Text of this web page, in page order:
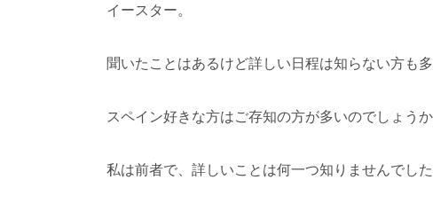
イースター。
聞いたことはあるけど詳しい日程は知らない方も
スペイン好きな方はご存知の方が多いのでしょうか
私は前者で、詳しいことは何一つ知りませんでした